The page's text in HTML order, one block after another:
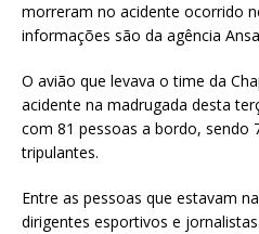
morreram no acidente ocorrido
informações são da agência
O avião que levava o time da
acidente na madrugada desta
com 81 pessoas a bordo, sendo
tripulantes.
Entre as pessoas que estavam
dirigentes esportivos e